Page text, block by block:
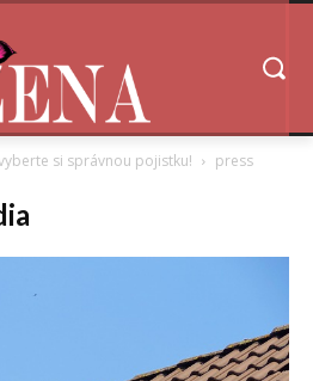
si správnou pojistku!
press